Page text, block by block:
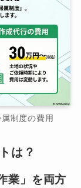
制度の費用
は？
業」を両方